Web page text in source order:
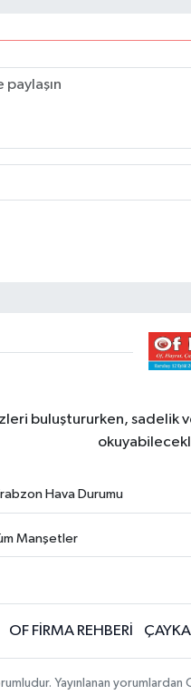
buluştururken, sadelik
Hava Durumu
Manşetler
OF FİRMA REHBERİ
Yayınlanan